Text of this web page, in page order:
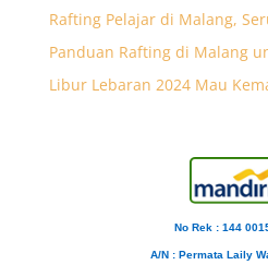
Rafting Pelajar di Malang,
Panduan Rafting di Malang
Libur Lebaran 2024 Mau
No Rek : 144
A/N : Permata Laily